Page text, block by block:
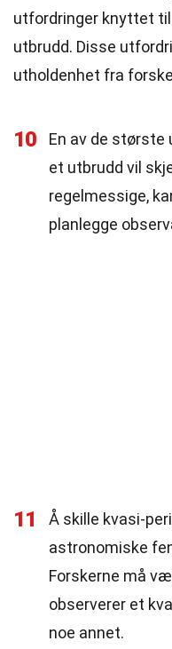
utfordringer knyttet
utbrudd. Disse
utholdenhet fra
10
En av de største
et utbrudd vil
regelmessige,
planlegge
11
Å skille kvasi-
astronomiske
Forskerne må
observerer et
noe annet.